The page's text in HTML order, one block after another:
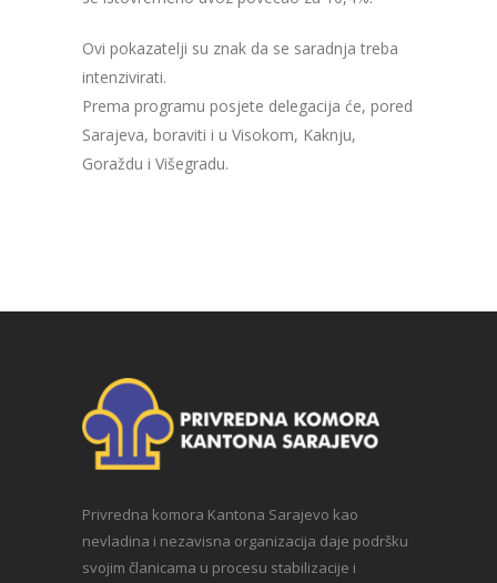
Ovi pokazatelji su znak da se saradnja treba
intenzivirati.
Prema programu posjete delegacija će, pored
Sarajeva, boraviti i u Visokom, Kaknju,
Goraždu i Višegradu.
Privredna komora Kantona Sarajevo kao
nevladina i nezavisna organizacija daje podršku
svojim članicama u procesu stabilizacije i